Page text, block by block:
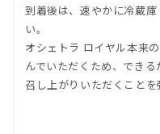
到着後は、速やかに冷蔵
い。
オシェトラ ロイヤル本来
んでいただくため、でき
召し上がりいただくことを